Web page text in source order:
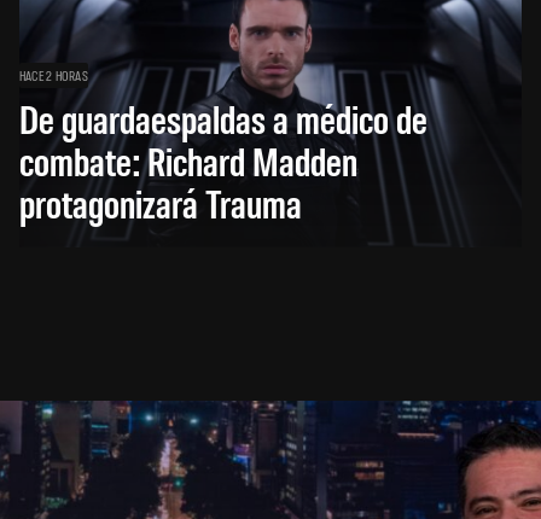
HACE 2 HORAS
De guardaespaldas a médico de
combate: Richard Madden
protagonizará Trauma